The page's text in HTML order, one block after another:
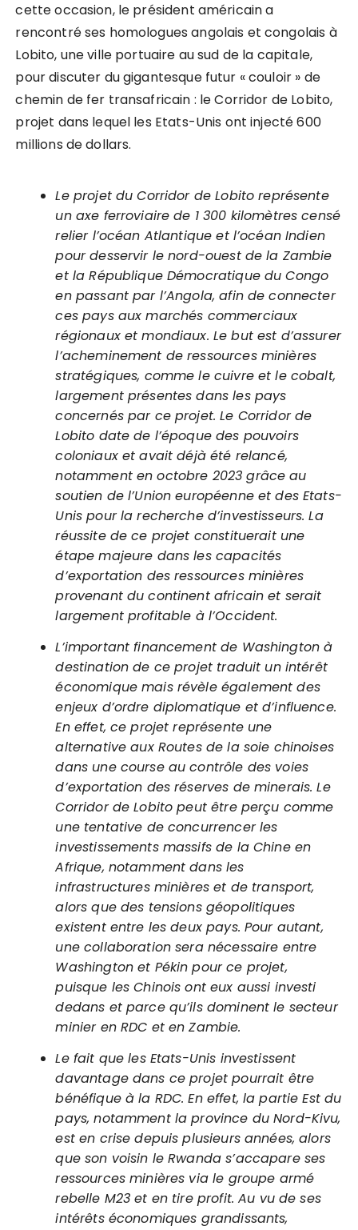
cette occasion, le président américain a
rencontré ses homologues angolais et congolais à
Lobito, une ville portuaire au sud de la capitale,
pour discuter du gigantesque futur « couloir » de
chemin de fer transafricain : le Corridor de Lobito,
projet dans lequel les Etats-Unis ont injecté 600
millions de dollars.
Le projet du Corridor de Lobito représente
un axe ferroviaire de 1 300 kilomètres censé
relier l’océan Atlantique et l’océan Indien
pour desservir le nord-ouest de la Zambie
et la République Démocratique du Congo
en passant par l’Angola, afin de connecter
ces pays aux marchés commerciaux
régionaux et mondiaux. Le but est d’assurer
l’acheminement de ressources minières
stratégiques, comme le cuivre et le cobalt,
largement présentes dans les pays
concernés par ce projet. Le Corridor de
Lobito date de l’époque des pouvoirs
coloniaux et avait déjà été relancé,
notamment en octobre 2023 grâce au
soutien de l’Union européenne et des Etats-
Unis pour la recherche d’investisseurs. La
réussite de ce projet constituerait une
étape majeure dans les capacités
d’exportation des ressources minières
provenant du continent africain et serait
largement profitable à l’Occident.
L’important financement de Washington à
destination de ce projet traduit un intérêt
économique mais révèle également des
enjeux d’ordre diplomatique et d’influence.
En effet, ce projet représente une
alternative aux Routes de la soie chinoises
dans une course au contrôle des voies
d’exportation des réserves de minerais. Le
Corridor de Lobito peut être perçu comme
une tentative de concurrencer les
investissements massifs de la Chine en
Afrique, notamment dans les
infrastructures minières et de transport,
alors que des tensions géopolitiques
existent entre les deux pays. Pour autant,
une collaboration sera nécessaire entre
Washington et Pékin pour ce projet,
puisque les Chinois ont eux aussi investi
dedans et parce qu’ils dominent le secteur
minier en RDC et en Zambie.
Le fait que les Etats-Unis investissent
davantage dans ce projet pourrait être
bénéfique à la RDC. En effet, la partie Est du
pays, notamment la province du Nord-Kivu,
est en crise depuis plusieurs années, alors
que son voisin le Rwanda s’accapare ses
ressources minières via le groupe armé
rebelle M23 et en tire profit. Au vu de ses
intérêts économiques grandissants,